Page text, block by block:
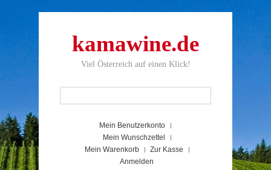
kamawine.de
Viel Österreich auf einen Klick!
Mein Benutzerkonto
Mein Wunschzettel
Mein Warenkorb
Zur Kasse
Anmelden